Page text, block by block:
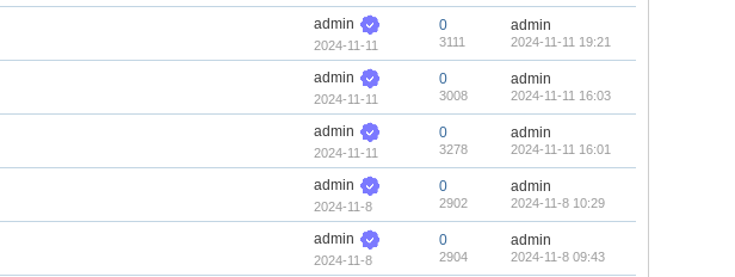
admin
2024-11-11
0
3111
admin
2024-11-11 19:21
admin
2024-11-11
0
3008
admin
2024-11-11 16:03
admin
2024-11-11
0
3278
admin
2024-11-11 16:01
admin
2024-11-8
0
2902
admin
2024-11-8 10:29
admin
2024-11-8
0
2904
admin
2024-11-8 09:43